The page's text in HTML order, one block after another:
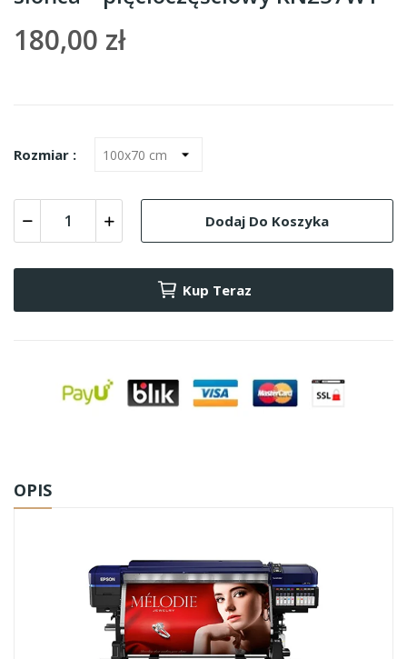
180,00 zł
Rozmiar :
Dodaj Do Koszyka
Kup Teraz
OPIS